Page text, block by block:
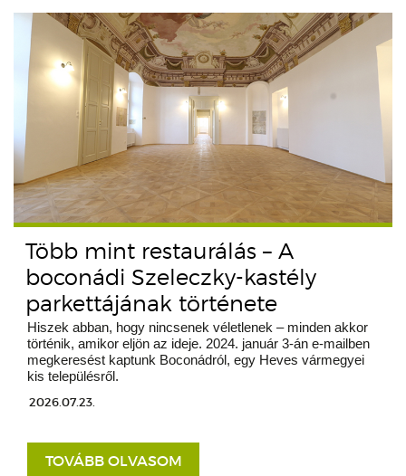
Több mint restaurálás – A
boconádi Szeleczky-kastély
parkettájának története
Hiszek abban, hogy nincsenek véletlenek – minden akkor
történik, amikor eljön az ideje. 2024. január 3-án e-mailben
megkeresést kaptunk Boconádról, egy Heves vármegyei
kis településről.
2026.07.23.
TOVÁBB OLVASOM